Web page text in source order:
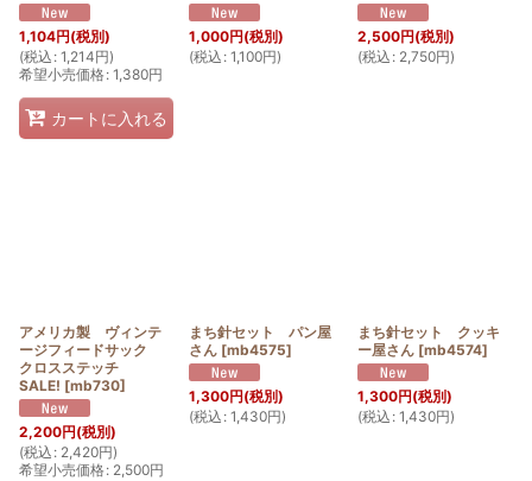
1,104円(税別)
(税込 : 1,214円)
希望小売価格: 1,380円
カートに入れる
1,000円(税別)
(税込 : 1,100円)
2,500円(税別)
(税込 : 2,750円)
アメリカ製 ヴィンテ
ージフィードサック
クロスステッチ
SALE! [mb730]
2,200円(税別)
(税込 : 2,420円)
希望小売価格: 2,500円
まち針セット パン屋
さん [mb4575]
1,300円(税別)
(税込 : 1,430円)
まち針セット クッキ
ー屋さん [mb4574]
1,300円(税別)
(税込 : 1,430円)